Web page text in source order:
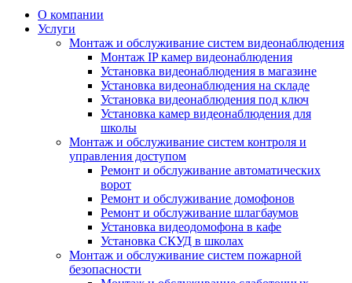
О компании
Услуги
Монтаж и обслуживание систем видеонаблюдения
Монтаж IP камер видеонаблюдения
Установка видеонаблюдения в магазине
Установка видеонаблюдения на складе
Установка видеонаблюдения под ключ
Установка камер видеонаблюдения для
школы
Монтаж и обслуживание систем контроля и
управления доступом
Ремонт и обслуживание автоматических
ворот
Ремонт и обслуживание домофонов
Ремонт и обслуживание шлагбаумов
Установка видеодомофона в кафе
Установка СКУД в школах
Монтаж и обслуживание систем пожарной
безопасности